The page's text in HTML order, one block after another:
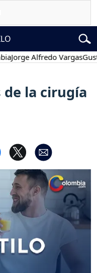
Alfredo VargasGustavo
la cirugía